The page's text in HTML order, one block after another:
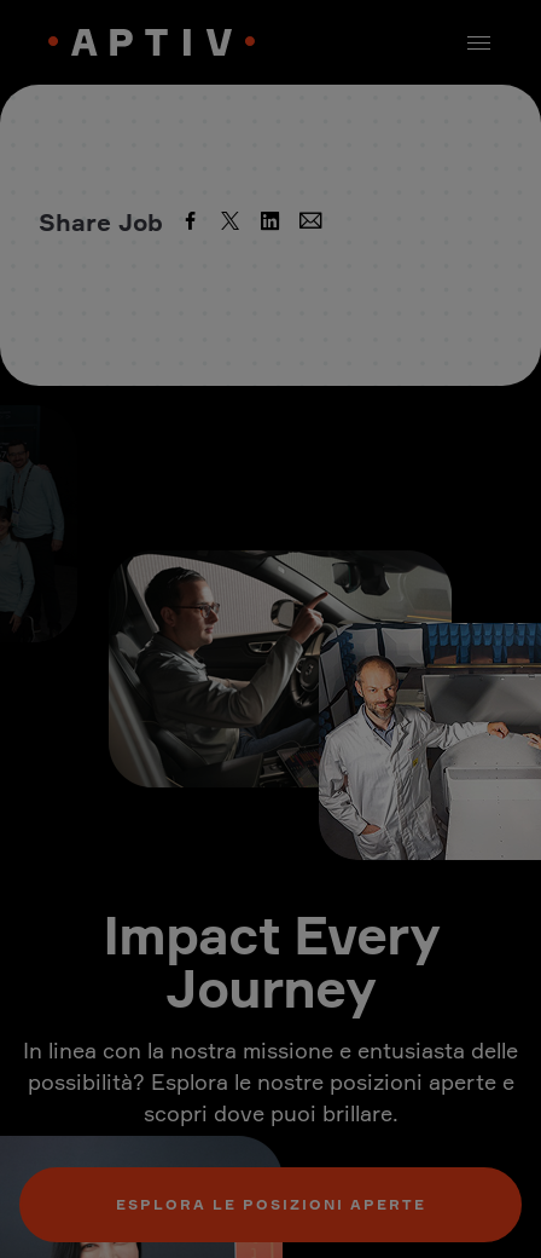
Share Job
Impact Every
Journey
In linea con la nostra missione e entusiasta delle
possibilità? Esplora le nostre posizioni aperte e
scopri dove puoi brillare.
ESPLORA LE POSIZIONI APERTE